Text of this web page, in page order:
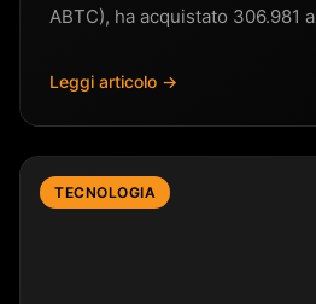
ABTC), ha acquistato 306.981
Leggi articolo →
TECNOLOGIA